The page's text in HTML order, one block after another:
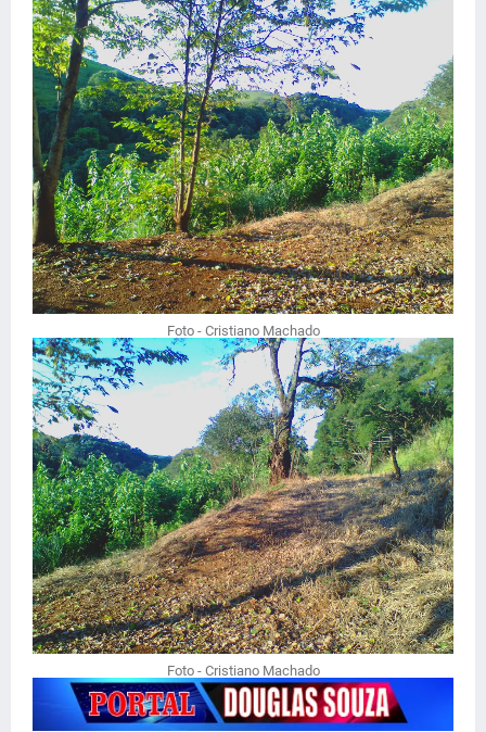
Foto - Cristiano Machado
Foto - Cristiano Machado